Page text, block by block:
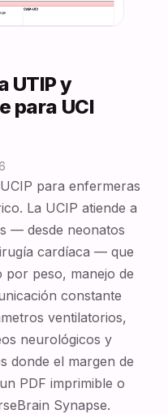
UTIP y
para UCI
para enfermeras
La UCIP atiende a
— desde neonatos
cardíaca — que
por peso, manejo de
constante
ventilatorios,
neurológicos y
donde el margen de
PDF imprimible o
Synapse.